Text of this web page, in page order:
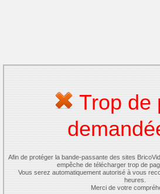
Trop de
Afin de protéger la bande-passante des sites
empêche de télécharger trop de
Vous serez automatiquement autorisé à vous
heures.
Merci de votre